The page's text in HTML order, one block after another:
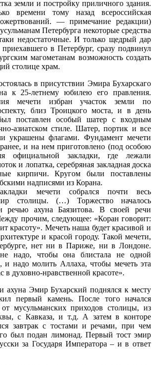
земли и постройку приличного здания.
времени тому назад всероссийская
— примечание редакции)
Петербурга некоторые средства
недостаточные. И только щедрый дар
в Петербург, сразу подвинул
магометанам возможность создать
столице храм.
в присутствии Эмира Бухарскаго
к 25-летнему юбилею его правления.
мечети избран участок земли по
близ Троицкого моста, и в день
поставлен особый шатер с входным
азиатском стиле. Шатер, портик и все
украшены флагами. Фундамент мечети
и на нем приготовлено (под особою
официальной закладки, где лежали
и лопатка, серебряная закладная доска
кирпичи. Кругом были поставлены
надписями из Корана.
мечети собрался почти весь
столицы. (…) Торжество началось
речью ахуна Баязитова. В своей речи
прочим, следующее: «Коран говорит:
красоту». Мечеть наша будет красивой и
и красой городу. Такой мечети,
нет ни в Париже, ни в Лондоне.
надо, чтобы она блистала не одной
и надо молить Аллаха, чтобы мечеть эта
в духовно-нравственной красоте».
ахуна Эмир Бухарский поднялся к месту
первый камень. После того начался
мусульманских приходов столицы, из
с Кавказа, и т.д. А затем в конторе
завтрак с тостами и речами, при чем
был подан лимонад. Первый тост эмир
за Государя Императора – и в ответ